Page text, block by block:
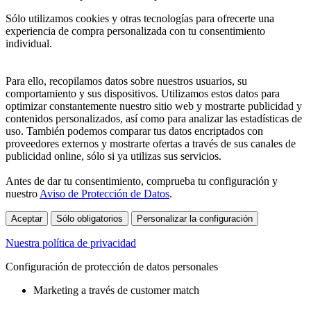
Sólo utilizamos cookies y otras tecnologías para ofrecerte una
experiencia de compra personalizada con tu consentimiento
individual.
Para ello, recopilamos datos sobre nuestros usuarios, su
comportamiento y sus dispositivos. Utilizamos estos datos para
optimizar constantemente nuestro sitio web y mostrarte publicidad y
contenidos personalizados, así como para analizar las estadísticas de
uso. También podemos comparar tus datos encriptados con
proveedores externos y mostrarte ofertas a través de sus canales de
publicidad online, sólo si ya utilizas sus servicios.
Antes de dar tu consentimiento, comprueba tu configuración y
nuestro Aviso de Protección de Datos.
Aceptar Sólo obligatorios Personalizar la configuración
Nuestra política de privacidad
Configuración de protección de datos personales
Marketing a través de customer match